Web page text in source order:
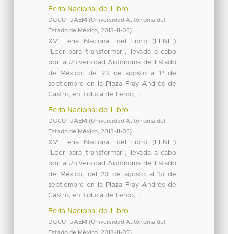
Feria Nacional del Libro
DGCU, UAEM (Universidad Autónoma del
Estado de México, 2013-11-05)
XV Feria Nacional del Libro (FENIE)
"Leer para transformar", llevada a cabo
por la Universidad Autónoma del Estado
de México, del 23 de agosto al 1º de
septiembre en la Plaza Fray Andrés de
Castro, en Toluca de Lerdo, ...
Feria Nacional del Libro
DGCU, UAEM (Universidad Autónoma del
Estado de México, 2013-11-05)
XV Feria Nacional del Libro (FENIE)
"Leer para transformar", llevada a cabo
por la Universidad Autónoma del Estado
de México, del 23 de agosto al 1ó de
septiembre en la Plaza Fray Andrés de
Castro, en Toluca de Lerdo, ...
Feria Nacional del Libro
DGCU, UAEM (Universidad Autónoma del
Estado de México, 2013-11-05)